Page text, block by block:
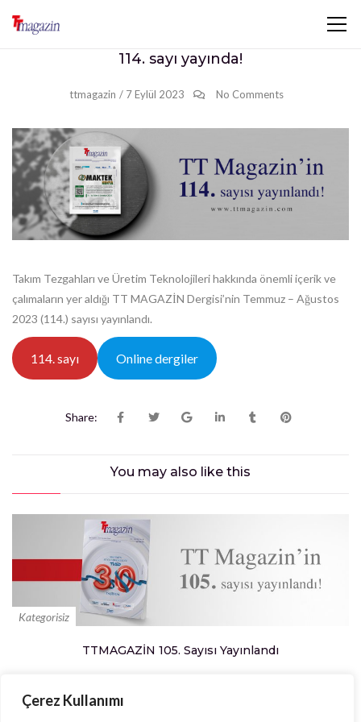
Çerez Kullanımı
114. sayı yayında!
ttmagazin / 7 Eylül 2023 No Comments
Takım Tezgahları ve Üretim Teknolojileri hakkında önemli içerik ve
çalımaların yer aldığı TT MAGAZİN Dergisi’nin Temmuz – Ağustos
2023 (114.) sayısı yayınlandı.
114. sayı Online dergiler
Share:
You may also like this
Kategorisiz
TTMAGAZİN 105. Sayısı Yayınlandı